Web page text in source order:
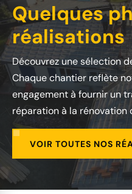
Quelques
réalisations
Découvrez une sélection
Chaque chantier reflète
engagement à fournir un
réparation à la rénovation
VOIR TOUTES NOS